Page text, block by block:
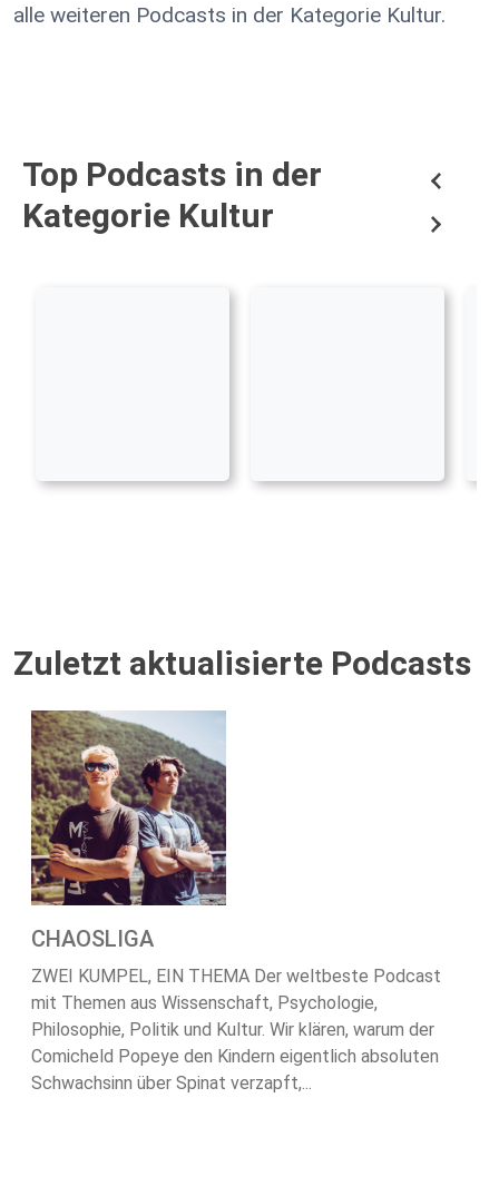
alle weiteren Podcasts in der Kategorie Kultur.
Top Podcasts in der
Kategorie Kultur
Zuletzt aktualisierte Podcasts
CHAOSLIGA
ZWEI KUMPEL, EIN THEMA Der weltbeste Podcast
mit Themen aus Wissenschaft, Psychologie,
Philosophie, Politik und Kultur. Wir klären, warum der
Comicheld Popeye den Kindern eigentlich absoluten
Schwachsinn über Spinat verzapft,...